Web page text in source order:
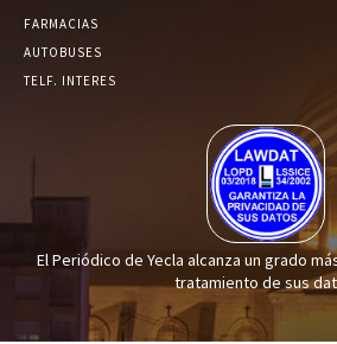
FARMACIAS
AUTOBUSES
TELF. INTERES
El Periódico de Yecla alcanza un grado
tratamiento de sus